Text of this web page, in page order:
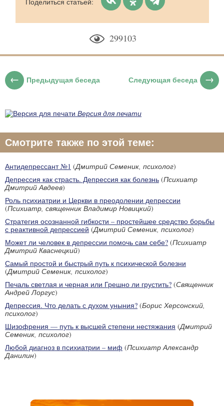
299103
Предыдущая беседа Следующая беседа
Версия для печати
Смотрите также по этой теме:
Антидепрессант №1 (Дмитрий Семеник, психолог)
Депрессия как страсть. Депрессия как болезнь (Психиатр
Дмитрий Авдеев)
Роль психиатрии и Церкви в преодолении депрессии
(Психиатр, священник Владимир Новицкий)
Стратегия осознанной гибкости – простейшее средство борьбы
с реактивной депрессией (Дмитрий Семеник, психолог)
Может ли человек в депрессии помочь сам себе? (Психиатр
Дмитрий Кваснецкий)
Самый простой и быстрый путь к психической болезни
(Дмитрий Семеник, психолог)
Печаль светлая и черная или Грешно ли грустить? (Священник
Андрей Лоргус)
Депрессия. Что делать с духом уныния? (Борис Херсонский,
психолог)
Шизофрения — путь к высшей степени нестяжания (Дмитрий
Семеник, психолог)
Любой диагноз в психиатрии – миф (Психиатр Александр
Данилин)